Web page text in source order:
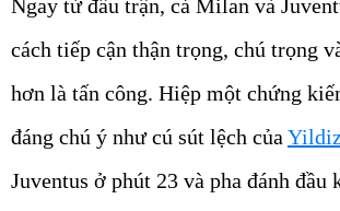
Ngay từ đầu trận, cả Milan và
cách tiếp cận thận trọng, chú trọng
hơn là tấn công. Hiệp một chứng
đáng chú ý như cú sút lệch của
Juventus ở phút 23 và pha đánh đầu